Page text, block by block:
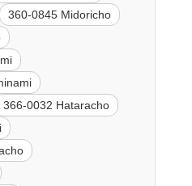
360-0845 Midoricho
366-0032 Hataracho